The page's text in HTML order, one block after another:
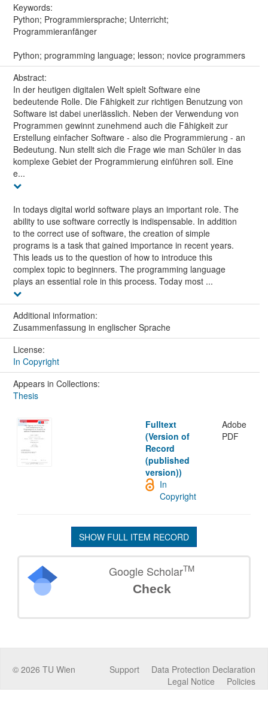
Keywords:
Python; Programmiersprache; Unterricht;
Programmieranfänger
Python; programming language; lesson; novice programmers
Abstract:
In der heutigen digitalen Welt spielt Software eine
bedeutende Rolle. Die Fähigkeit zur richtigen Benutzung von
Software ist dabei unerlässlich. Neben der Verwendung von
Programmen gewinnt zunehmend auch die Fähigkeit zur
Erstellung einfacher Software - also die Programmierung - an
Bedeutung. Nun stellt sich die Frage wie man Schüler in das
komplexe Gebiet der Programmierung einführen soll. Eine
e...
In todays digital world software plays an important role. The
ability to use software correctly is indispensable. In addition
to the correct use of software, the creation of simple
programs is a task that gained importance in recent years.
This leads us to the question of how to introduce this
complex topic to beginners. The programming language
plays an essential role in this process. Today most ...
Additional information:
Zusammenfassung in englischer Sprache
License:
In Copyright
Appears in Collections:
Thesis
Fulltext
(Version of
Record
(published
version))
Adobe
PDF
In
Copyright
SHOW FULL ITEM RECORD
Google ScholarTM
Check
© 2026 TU Wien Data Protection Declaration
Support
Policies
Legal Notice